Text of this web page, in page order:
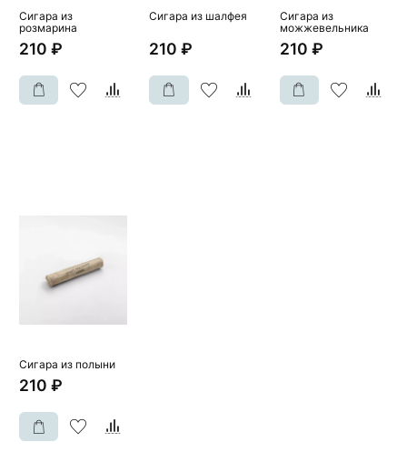
Сигара из
розмарина
210 ₽
Сигара из шалфея
210 ₽
Сигара из
можжевельника
210 ₽
Сигара из полыни
210 ₽